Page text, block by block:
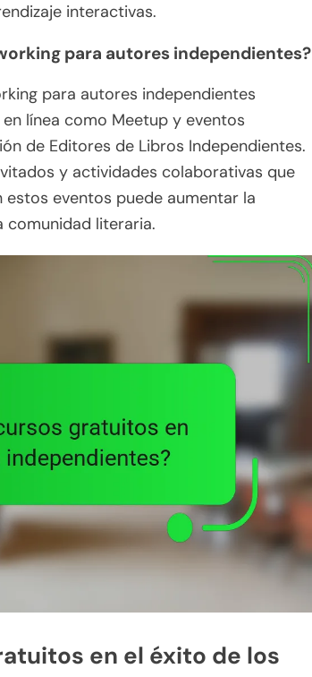
interactivas.
para autores independientes?
para autores independientes
línea como Meetup y eventos
de Editores de Libros Independientes.
y actividades colaborativas que
eventos puede aumentar la
comunidad literaria.
en el éxito de los